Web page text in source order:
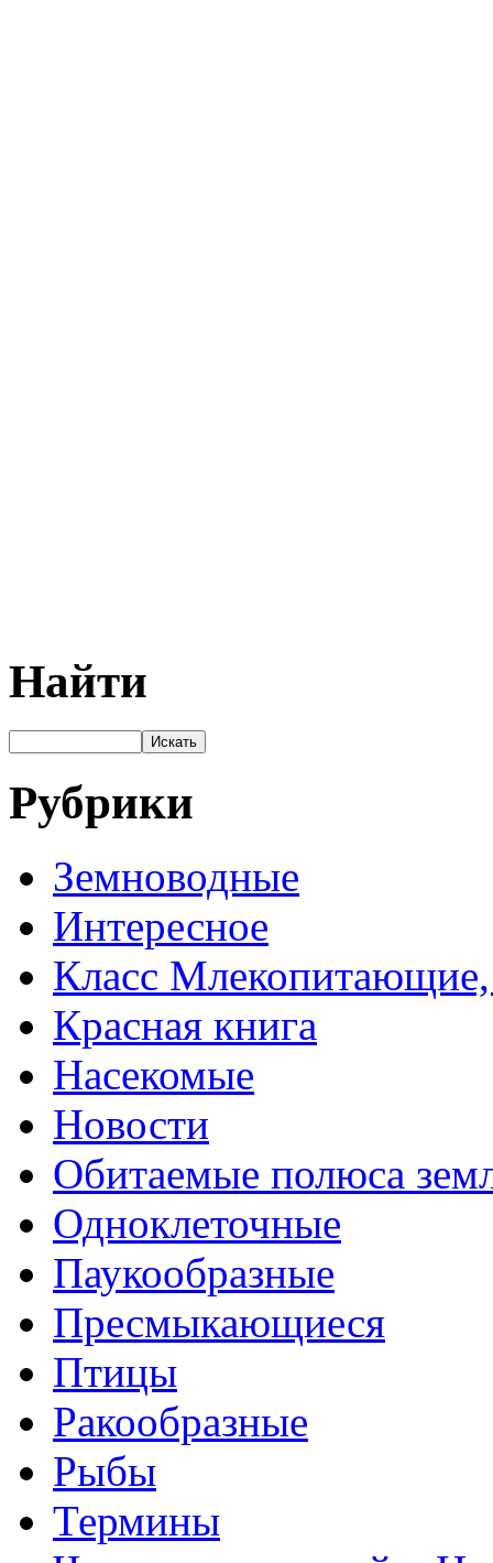
Найти
Рубрики
Земноводные
Интересное
Класс Млекопитающие,
Красная книга
Насекомые
Новости
Обитаемые полюса
Одноклеточные
Паукообразные
Пресмыкающиеся
Птицы
Ракообразные
Рыбы
Термины